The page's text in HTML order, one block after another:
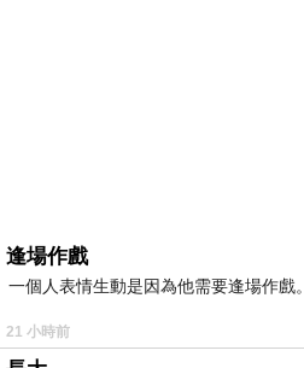
逢場作戲
一個人表情生動是因為他需要逢場作戲。
21 小時前